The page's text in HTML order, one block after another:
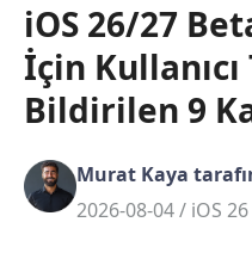
iOS için
ReiBoot
Tenorshare
PDNob
iOS 26/27
İçin
Bildirilen 9
Murat Kaya
2026-08-04 / iOS 26